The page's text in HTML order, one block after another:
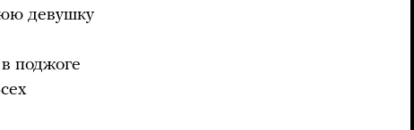
девушку
поджоге